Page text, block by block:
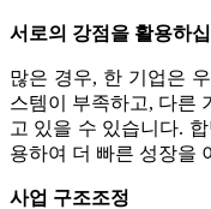
서로의 강점을 활용하
많은 경우, 한 기업은
스템이 부족하고, 다른
고 있을 수 있습니다.
용하여 더 빠른 성장을
사업 구조조정